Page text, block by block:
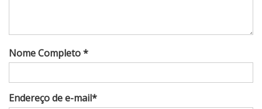
Nome Completo *
Endereço de e-mail*